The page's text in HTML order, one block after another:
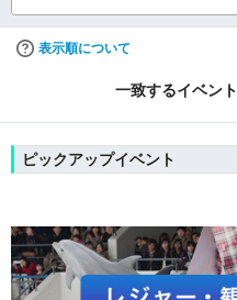
表示順について
一致するイベン
ピックアップイベント